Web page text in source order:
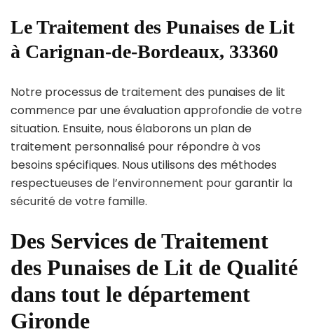
Le Traitement des Punaises de Lit
à Carignan-de-Bordeaux, 33360
Notre processus de traitement des punaises de lit
commence par une évaluation approfondie de votre
situation. Ensuite, nous élaborons un plan de
traitement personnalisé pour répondre à vos
besoins spécifiques. Nous utilisons des méthodes
respectueuses de l’environnement pour garantir la
sécurité de votre famille.
Des Services de Traitement
des Punaises de Lit de Qualité
dans tout le département
Gironde